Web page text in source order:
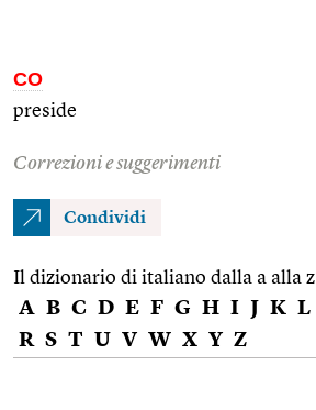
CO
preside
Correzioni e suggerimenti
Condividi
Il dizionario di italiano dalla a alla z
A B C D E F G H I J K L
R S T U V W X Y Z